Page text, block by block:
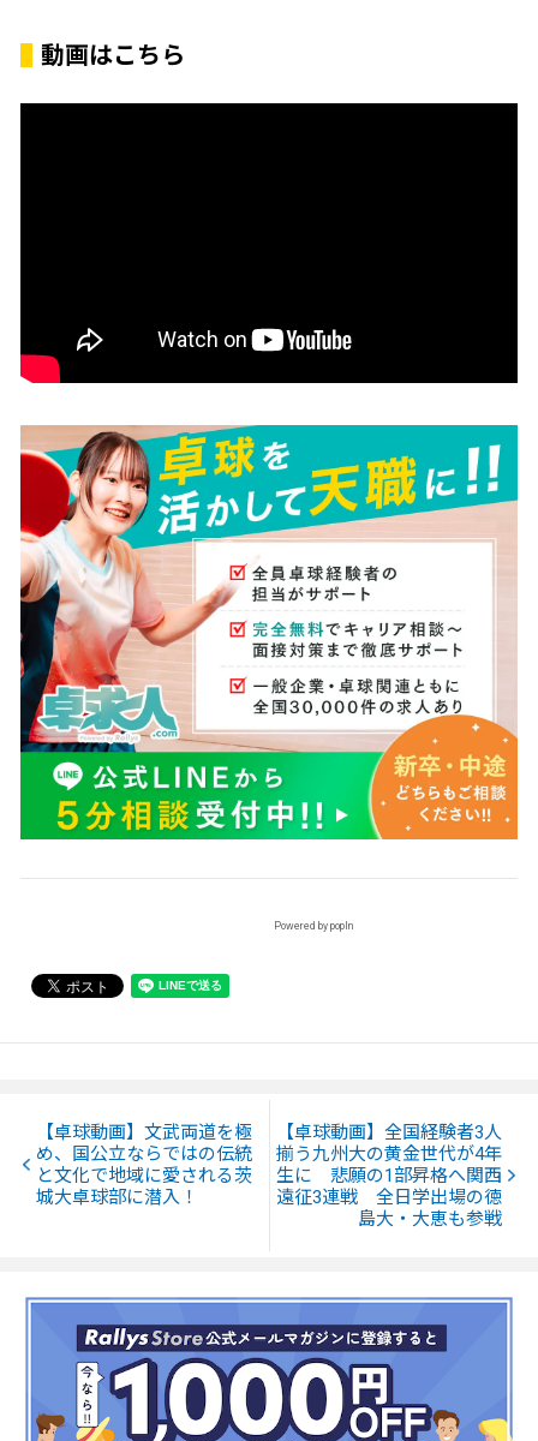
動画はこちら
Powered by popIn
【卓球動画】文武両道を極
め、国公立ならではの伝統
と文化で地域に愛される茨
城大卓球部に潜入！
【卓球動画】全国経験者3人
揃う九州大の黄金世代が4年
生に 悲願の1部昇格へ関西
遠征3連戦 全日学出場の徳
島大・大恵も参戦